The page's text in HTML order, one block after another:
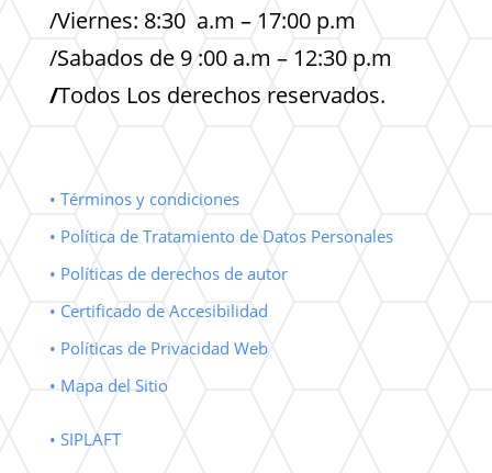
/Viernes: 8:30 a.m – 17:00 p.m
/Sabados de 9 :00 a.m – 12:30 p.m
/Todos Los derechos reservados.
• Términos y condiciones
• Política de Tratamiento de Datos Personales
• Políticas de derechos de autor
• Certificado de Accesibilidad
• Políticas de Privacidad Web
• Mapa del Sitio
• SIPLAFT